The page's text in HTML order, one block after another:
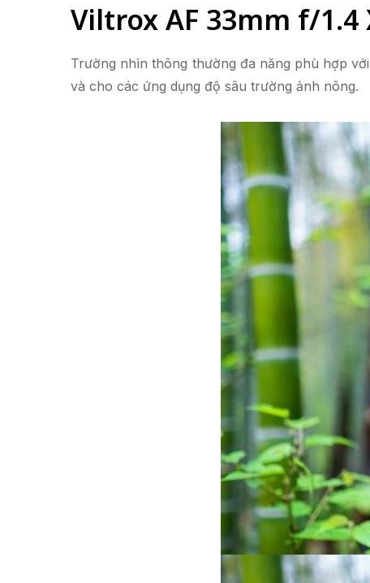
Viltrox AF 33mm f/1.4
Trường nhìn thông thường đa năng phù hợp
và cho các ứng dụng độ sâu trường ảnh nông.